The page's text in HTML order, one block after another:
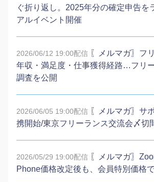
ぐ折り返し。2025年分の確定申告を
アルイベント開催
2026/06/12 19:00配信 〖メルマガ〗フ
年収・満足度・仕事獲得経路…フリ
調査を公開
2026/06/05 19:00配信 〖メルマガ〗サ
携開始/東京フリーランス交流会〆切
2026/05/29 19:00配信 〖メルマガ〗
Phone価格改定後も、会員特別価格